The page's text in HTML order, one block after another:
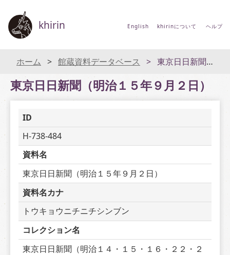
khirin English khirinについて ヘルプ
ホーム 館蔵資料データベース 東京日日新聞（明治１５年９月２日）
東京日日新聞（明治１５年９月２日）
ID
H-738-484
資料名
東京日日新聞（明治１５年９月２日）
資料名カナ
トウキョウニチニチシンブン
コレクション名
東京日日新聞（明治１４・１５・１６・２２・２